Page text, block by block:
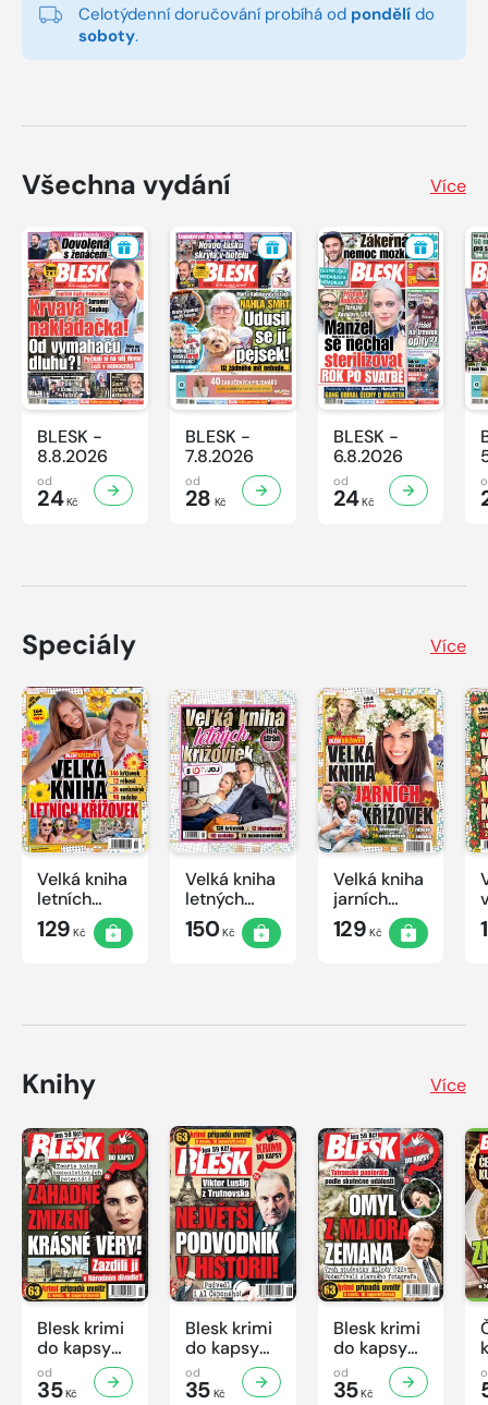
Celotýdenní doručování probíhá od pondělí do
soboty.
Všechna vydání Více
BLESK -
8.8.2026
od
24Kč
BLESK -
7.8.2026
od
28 Kč
BLESK -
6.8.2026
od
24Kč
Speciály Více
Velká kniha
letních
křížovek
2026
129 Kč
Velká kniha
letných
krížoviek s
TV JOJ
150Kč
Velká kniha
jarních
křížovek
2026
129 Kč
Knihy Více
Blesk krimi
do kapsy
č.7/2026
od
35Kč
Blesk krimi
do kapsy
č.6/2026
od
35Kč
Blesk krimi
do kapsy
č.5/2026
od
35Kč